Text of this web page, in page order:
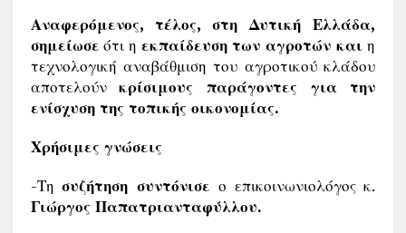
Αναφερόμενος, τέλος, στη Δυτική Ελλάδα,
σημείωσε ότι η εκπαίδευση των αγροτών καιη
τεχνολογική αναβάθμιση του αγροτικού κλάδου
αποτελούνκρίσιμους παράγοντες για την
ενίσχυση της τοπικής οικονομίας.
Χρήσιμες γνώσεις
-Τησυζήτηση συντόνισε ο επικοινωνιολόγος κ.
Γιώργος Παπατριανταφύλλου.